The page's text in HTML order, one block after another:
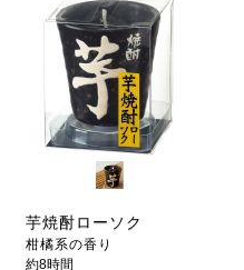
芋焼酎ローソク
柑橘系の香り
約8時間